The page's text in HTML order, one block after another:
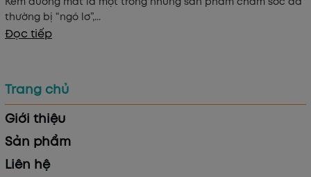
thường bị “ngó lơ”,...
Đọc tiếp
Trang chủ
Giới thiệu
Sản phẩm
Liên hệ